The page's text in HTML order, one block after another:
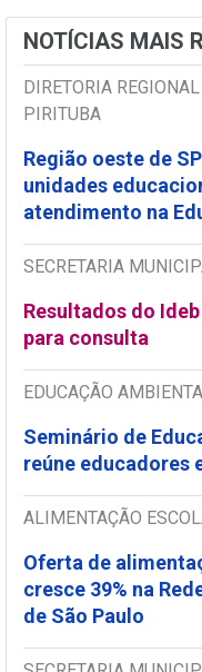
NOTÍCIAS MAIS
DIRETORIA
PIRITUBA
Região oeste de
unidades
atendimento na
SECRETARIA
Resultados do
para consulta
EDUCAÇÃO
Seminário de
reúne educadores
ALIMENTAÇÃO
Oferta de
cresce 39% na
de São Paulo